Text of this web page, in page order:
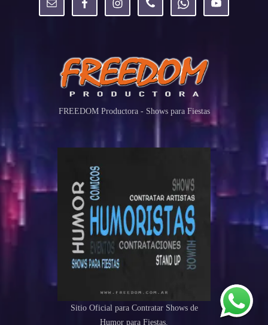
FREEDOM Productora - Shows para Fiestas
Sitio Oficial para Contratar Shows de
Humor para Fiestas.